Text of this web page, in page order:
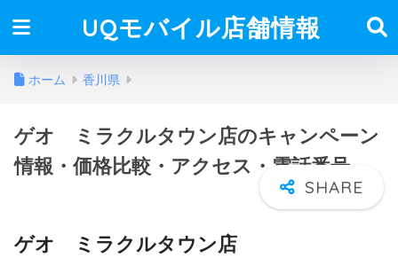
UQモバイル店舗情報
ホーム 香川県
ゲオ ミラクルタウン店のキャンペーン
情報・価格比較・アクセス・電話番号
ゲオ ミラクルタウン店